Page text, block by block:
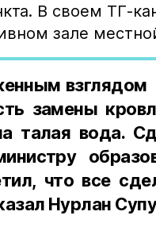
В своем ТГ-
зале
замены
талая вода.
что все
Нурлан